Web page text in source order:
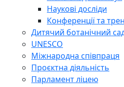
Наукові досліди
Конференції та
Дитячий ботанічний
UNESCO
Міжнародна співпраця
Проєктна діяльність
Парламент ліцею